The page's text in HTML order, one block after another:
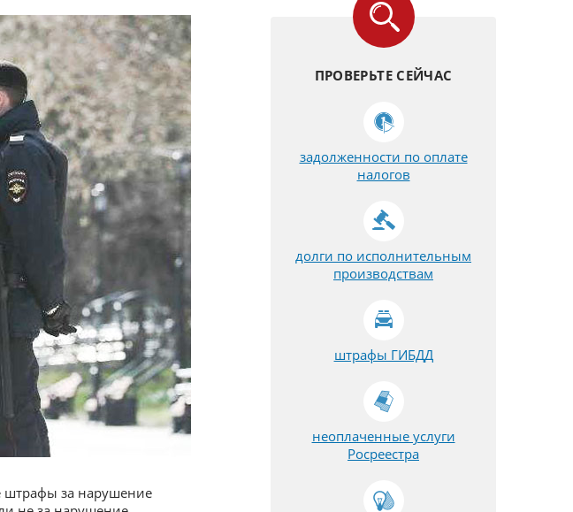
штрафы за нарушение
ПРОВЕРЬТЕ СЕЙЧАС
задолженности по оплате
налогов
долги по исполнительным
производствам
штрафы ГИБДД
неоплаченные услуги
Росреестра